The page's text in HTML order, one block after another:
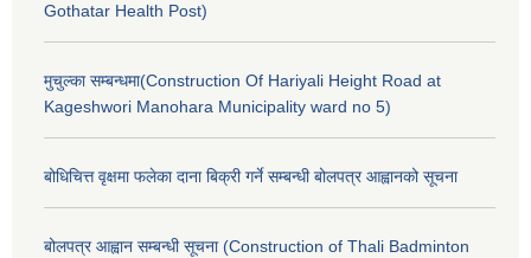
Gothatar Health Post)
मुचुल्का सम्बन्धमा(Construction Of Hariyali Height Road at
Kageshwori Manohara Municipality ward no 5)
बोधिचित्त वृक्षमा फलेका दाना बिक्री गर्ने सम्बन्धी बोलपत्र आह्वानको सूचना
बोलपत्र आह्वान सम्बन्धी सूचना (Construction of Thali Badminton